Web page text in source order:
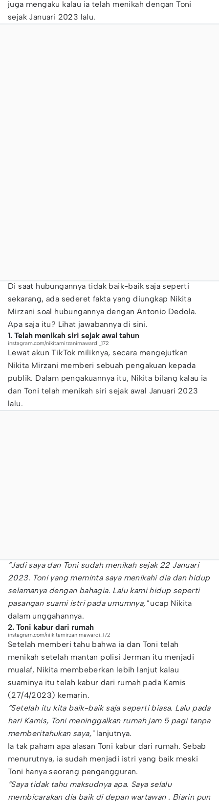
juga mengaku kalau ia telah menikah dengan Toni
sejak Januari 2023 lalu.
Di saat hubungannya tidak baik-baik saja seperti
sekarang, ada sederet fakta yang diungkap Nikita
Mirzani soal hubungannya dengan Antonio Dedola.
Apa saja itu? Lihat jawabannya di sini.
1. Telah menikah siri sejak awal tahun
instagram.com/nikitamirzanimawardi_172
Lewat akun TikTok miliknya, secara mengejutkan
Nikita Mirzani memberi sebuah pengakuan kepada
publik. Dalam pengakuannya itu, Nikita bilang kalau ia
dan Toni telah menikah siri sejak awal Januari 2023
lalu.
“Jadi saya dan Toni sudah menikah sejak 22 Januari
2023. Toni yang meminta saya menikahi dia dan hidup
selamanya dengan bahagia. Lalu kami hidup seperti
pasangan suami istri pada umumnya,"ucap Nikita
dalam unggahannya.
2. Toni kabur dari rumah
instagram.com/niikitamirzanimawardi_172
Setelah memberi tahu bahwa ia dan Toni telah
menikah setelah mantan polisi Jerman itu menjadi
mualaf, Nikita membeberkan lebih lanjut kalau
suaminya itu telah kabur dari rumah pada Kamis
(27/4/2023) kemarin.
“Setelah itu kita baik-baik saja seperti biasa. Lalu pada
hari Kamis, Toni meninggalkan rumah jam 5 pagi tanpa
memberitahukan saya,"lanjutnya.
Ia tak paham apa alasan Toni kabur dari rumah. Sebab
menurutnya, ia sudah menjadi istri yang baik meski
Toni hanya seorang pengangguran.
“Saya tidak tahu maksudnya apa. Saya selalu
membicarakan dia baik di depan wartawan . Biarin pun